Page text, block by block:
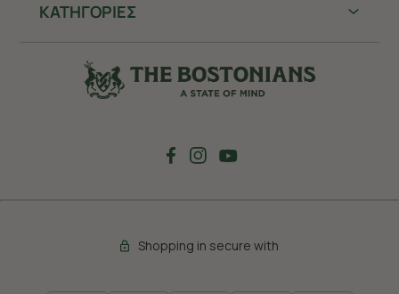
ΚΑΤΗΓΟΡΙΕΣ
Shopping in secure with